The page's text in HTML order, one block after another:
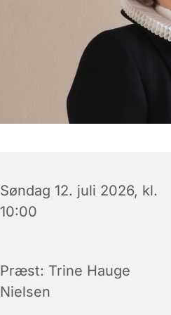
Søndag 12. juli 2026, kl.
10:00
Præst: Trine Hauge
Nielsen